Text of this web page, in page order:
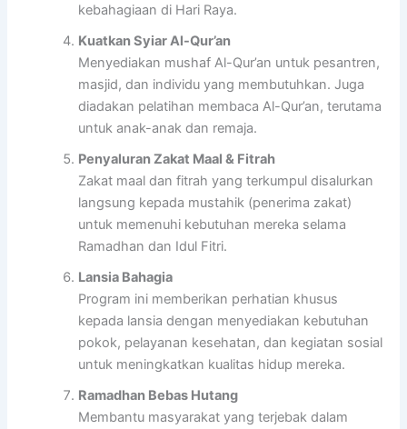
kebahagiaan di Hari Raya.
Kuatkan Syiar Al-Qur’an
Menyediakan mushaf Al-Qur’an untuk pesantren,
masjid, dan individu yang membutuhkan. Juga
diadakan pelatihan membaca Al-Qur’an, terutama
untuk anak-anak dan remaja.
Penyaluran Zakat Maal & Fitrah
Zakat maal dan fitrah yang terkumpul disalurkan
langsung kepada mustahik (penerima zakat)
untuk memenuhi kebutuhan mereka selama
Ramadhan dan Idul Fitri.
Lansia Bahagia
Program ini memberikan perhatian khusus
kepada lansia dengan menyediakan kebutuhan
pokok, pelayanan kesehatan, dan kegiatan sosial
untuk meningkatkan kualitas hidup mereka.
Ramadhan Bebas Hutang
Membantu masyarakat yang terjebak dalam